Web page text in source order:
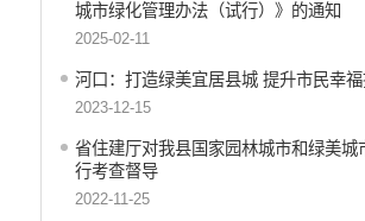
园林绿化
自然资源信息公开
文化机构信息公开
民政信息公开
行政许可
行政处罚和行政强制
行政事业性收费
城市绿化管理办法（试行）》的通知
2025-02-11
河口：打造绿美宜居县城 提升市民幸
2023-12-15
省住建厅对我县国家园林城市和绿美城
行考查督导
2022-11-25